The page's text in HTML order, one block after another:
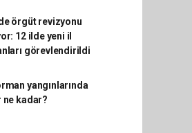
örgüt revizyonu
12 ilde yeni il
görevlendirildi
yangınlarında
ne kadar?